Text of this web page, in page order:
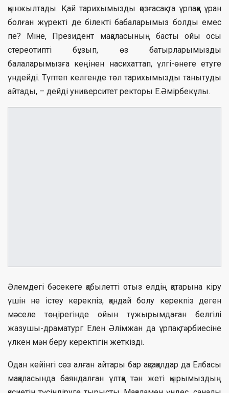
қынжылтады. Қай тарихымызды қозғасақ та ұрпаққа ұран
болған жүректі де білекті бабаларымыз болды емес
пе? Міне, Президент мақаласының басты ойы осы
стереотипті бұзып, өз батырларымызды
балаларымызға кеңінен насихаттап, үлгі-өнеге етуге
үндейді. Түптеп келгенде төл тарихымызды танытуды
айтады, – дейді университет ректоры Е.Әмірбекұлы.
Әлемдегі бәсекеге қабылетті отыз елдің қатарына кіру
үшін не істеу керекпіз, қандай болу керекпіз деген
мәселе төңірегінде ойын тұжырымдаған белгілі
жазушы-драматург Елен Әлімжан да ұрпақ тәрбиесіне
үлкен мән беру керектігін жеткізді.
Одан кейінгі сөз алған айтары бар ақсақалдар да Елбасы
мақаласында баяндалған ұлтқа тән жеті қырымыздың